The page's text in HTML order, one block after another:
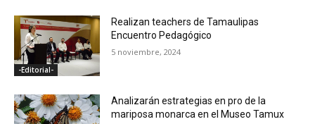
-Editorial-
Realizan teachers de Tamaulipas
Encuentro Pedagógico
5 noviembre, 2024
Analizarán estrategias en pro de la
mariposa monarca en el Museo Tamux